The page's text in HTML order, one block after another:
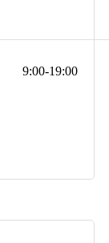
9:00-19:00